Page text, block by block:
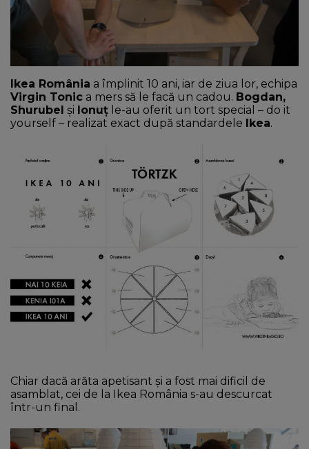
NEWS
CONTUL MEU
Ikea România a împlinit 10 ani, iar de ziua lor, echipa
Virgin Tonic a mers să le facă un cadou. Bogdan,
Shurubel și Ionuț le-au oferit un tort special – do it
yourself – realizat exact după standardele Ikea.
Chiar dacă arăta apetisant și a fost mai dificil de
asamblat, cei de la Ikea România s-au descurcat
într-un final.